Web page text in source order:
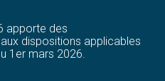
apporte des
dispositions applicables
1er mars 2026.